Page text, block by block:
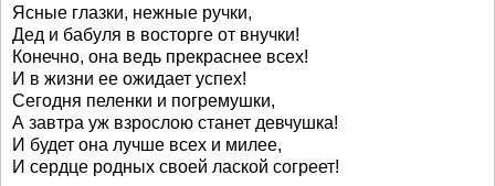
Ясные глазки, нежные ручки,
Дед и бабуля в восторге от внучки!
Конечно, она ведь прекраснее всех!
И в жизни ее ожидает успех!
Сегодня пеленки и погремушки,
А завтра уж взрослою станет девчушка!
И будет она лучше всех и милее,
И сердце родных своей лаской согреет!